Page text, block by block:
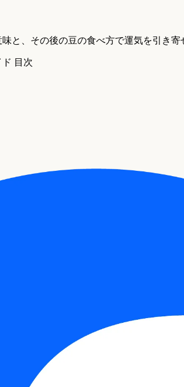
と、その後の豆の食べ方で運気を引き
目次